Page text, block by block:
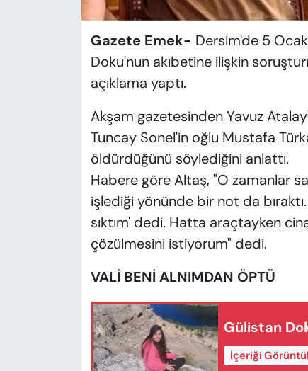
Gazete Emek- Dersim'de 5
Doku'nun akıbetine ilişkin
açıklama yaptı.
Akşam gazetesinden Yavuz
Tuncay Sonel'in oğlu Mustafa
öldürdüğünü söylediğini anlattı.
Habere göre Altaş, "O zamanlar
işlediği yönünde bir not da
sıktım' dedi. Hatta araçtayken
çözülmesini istiyorum" dedi.
VALİ BENİ ALNIMDAN ÖPTÜ
Gülistan
İçeriği